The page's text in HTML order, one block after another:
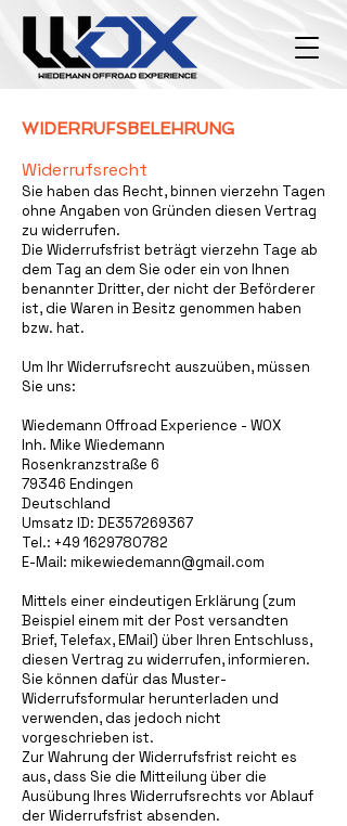
WIDERRUFSBELEHRUNG
Widerrufsrecht
Sie haben das Recht, binnen vierzehn Tagen
ohne Angaben von Gründen diesen Vertrag
zu widerrufen.
Die Widerrufsfrist beträgt vierzehn Tage ab
dem Tag an dem Sie oder ein von Ihnen
benannter Dritter, der nicht der Beförderer
ist, die Waren in Besitz genommen haben
bzw. hat.
Um Ihr Widerrufsrecht auszuüben, müssen
Sie uns:
Wiedemann Offroad Experience - WOX
Inh. Mike Wiedemann
Rosenkranzstraße 6
79346 Endingen
Deutschland
Umsatz ID: DE357269367
Tel.: +49 1629780782
E-Mail: mikewiedemann@gmail.com
Mittels einer eindeutigen Erklärung (zum
Beispiel einem mit der Post versandten
Brief, Telefax, EMail) über Ihren Entschluss,
diesen Vertrag zu widerrufen, informieren.
Sie können dafür das Muster-
Widerrufsformular herunterladen und
verwenden, das jedoch nicht
vorgeschrieben ist.
Zur Wahrung der Widerrufsfrist reicht es
aus, dass Sie die Mitteilung über die
Ausübung Ihres Widerrufsrechts vor Ablauf
der Widerrufsfrist absenden.